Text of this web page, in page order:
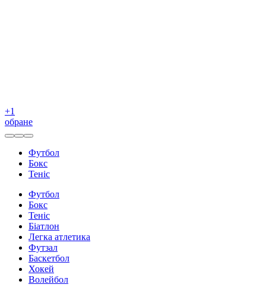
+1
обране
Футбол
Бокс
Теніс
Футбол
Бокс
Теніс
Біатлон
Легка атлетика
Футзал
Баскетбол
Хокей
Волейбол